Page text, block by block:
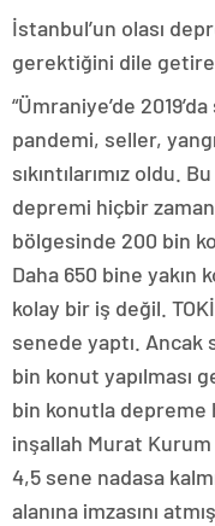
İstanbul’un olası
gerektiğini dile
“Ümraniye’de
pandemi, seller,
sıkıntılarımız oldu.
depremi hiçbir
bölgesinde 200 bin
Daha 650 bine yakın
kolay bir iş değil.
senede yaptı.
bin konut yapılması
bin konutla depreme
inşallah Murat
4,5 sene nadasa
alanına imzasını